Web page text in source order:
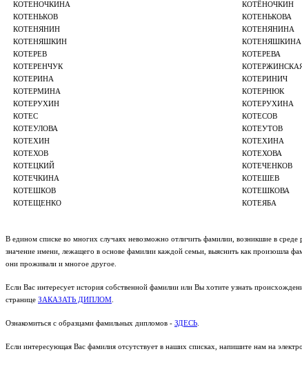
КОТЕНОЧКИНА
КОТЁНОЧКИН
КОТЕНЬКОВ
КОТЕНЬКОВА
КОТЕНЯНИН
КОТЕНЯНИНА
КОТЕНЯШКИН
КОТЕНЯШКИНА
КОТЕРЕВ
КОТЕРЕВА
КОТЕРЕНЧУК
КОТЕРИНА
КОТЕРИНИЧ
КОТЕРМИНА
КОТЕРНЮК
КОТЕРУХИН
КОТЕРУХИНА
КОТЕС
КОТЕСОВ
КОТЕУЛОВА
КОТЕУТОВ
КОТЕХИН
КОТЕХИНА
КОТЕХОВ
КОТЕХОВА
КОТЕЦКИЙ
КОТЕЧЕНКОВ
КОТЕЧКИНА
КОТЕШЕВ
КОТЕШКОВ
КОТЕШКОВА
КОТЕЩЕНКО
КОТЕЯБА
В едином списке во многих случаях невозможно отличить фамилии, возникшие в
значение имени, лежащего в основе фамилии каждой семьи, выяснить как произошла
они проживали и многое другое.
Если Вас интересует история собственной фамилии или Вы хотите узнать
странице ЗАКАЗАТЬ ДИПЛОМ
Ознакомиться с образцами фамильных дипломов - ЗДЕСЬ
Если интересующая Вас фамилия отсутствует в наших списках, напишите нам на